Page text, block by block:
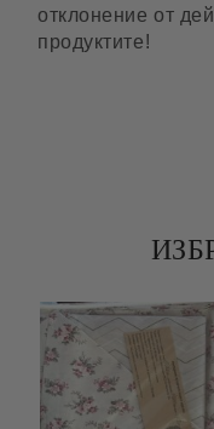
отклонение от
продуктите!